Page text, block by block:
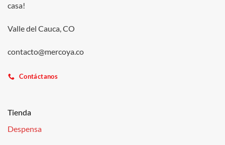
casa!
Valle del Cauca, CO
contacto@mercoya.co
Contáctanos
Tienda
Despensa